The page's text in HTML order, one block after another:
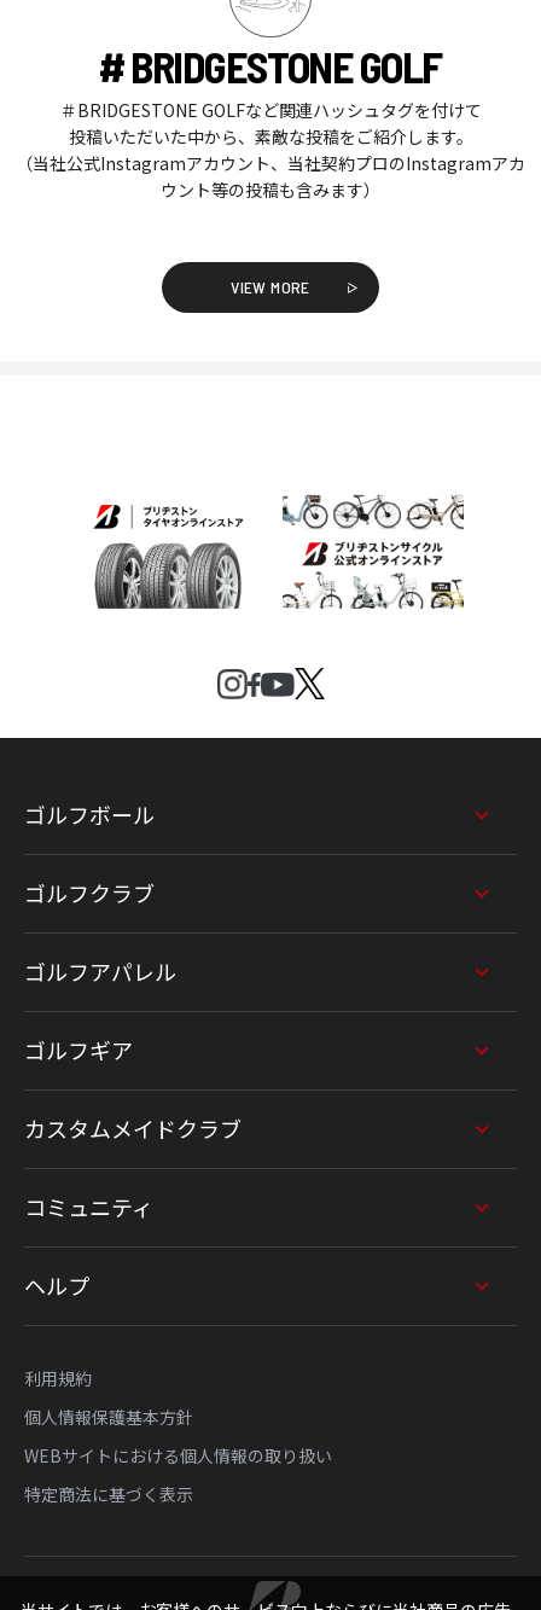
# BRIDGESTONE GOLF
＃BRIDGESTONE GOLFなど関連ハッシュタグを付けて
投稿いただいた中から、素敵な投稿をご紹介します。
（当社公式Instagramアカウント、当社契約プロのInstagramアカ
ウント等の投稿も含みます）
VIEW MORE
ゴルフボール
ゴルフクラブ
ゴルフアパレル
ゴルフギア
カスタムメイドクラブ
コミュニティ
ヘルプ
利用規約
個人情報保護基本方針
WEBサイトにおける個人情報の取り扱い
特定商法に基づく表示